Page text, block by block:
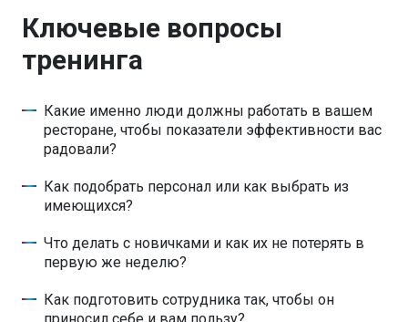
Ключевые вопросы
тренинга
Какие именно люди должны работать в вашем
ресторане, чтобы показатели эффективности вас
радовали?
Как подобрать персонал или как выбрать из
имеющихся?
Что делать с новичками и как их не потерять в
первую же неделю?
Как подготовить сотрудника так, чтобы он